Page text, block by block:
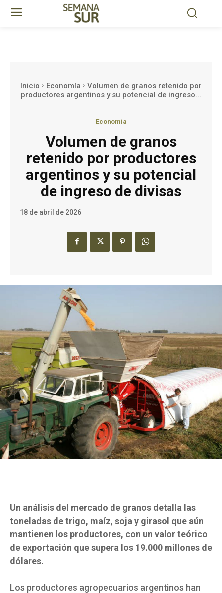
Inicio Economía
Volumen de granos retenido por
productores argentinos y su potencial de ingreso...
Economía
Volumen de granos
retenido por productores
argentinos y su potencial
de ingreso de divisas
18 de abril de 2026
Un análisis del mercado de granos detalla las
toneladas de trigo, maíz, soja y girasol que aún
mantienen los productores, con un valor teórico
de exportación que supera los 19.000 millones de
dólares.
Los productores agropecuarios argentinos han